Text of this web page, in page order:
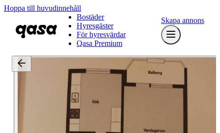
Hoppa till huvudinnehåll
Bostäder
Hyresgäster
För hyresvärdar
Qasa Premium
Skapa annons